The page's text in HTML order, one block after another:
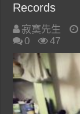
Records
寂寞先生
0
47